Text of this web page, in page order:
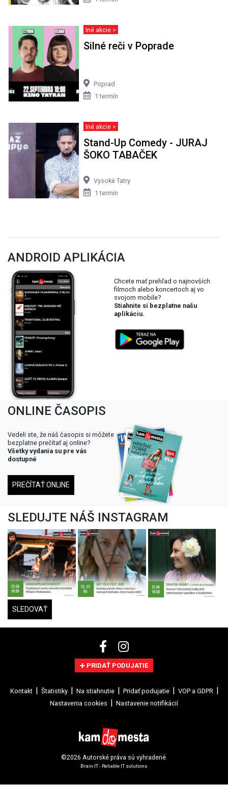
Iné akcie >
Silné reči v Poprade
Poprad
1 termín
Iné akcie >
Stand-Up Comedy - JURAJ
ŠOKO TABAČEK
Vysoké Tatry
1 termín
ANDROID APLIKÁCIA
Chcete mať prehľad o najnovších
filmoch alebo koncertoch aj vo
svojom mobile?
Stiahnite si bezplatne našu
aplikáciu.
ONLINE ČASOPIS
Vedeli ste, že náš časopis si môžete
bezplatne prečítať aj online?
Všetky vydania su pre vás
dostupné
PREČÍTAŤ ONLINE
SLEDUJTE NÁŠ INSTAGRAM
SLEDOVAŤ
PRIDAŤ PODUJATIE
Kontakt Štatistiky Na stiahnutie Pridať podujatie
VOP a GDPR
Nastavenia cookies
Nastavenie notifikácií
©2026 Autorské práva sú vyhradené.
Brain:IT - Reliable IT solutions